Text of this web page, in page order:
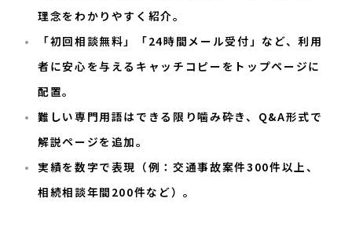
理念をわかりやすく紹介。
「初回相談無料」「24時間メール受付」など、利用
者に安心を与えるキャッチコピーをトップページに
配置。
難しい専門用語はできる限り噛み砕き、Q&A形式で
解説ページを追加。
実績を数字で表現（例：交通事故案件300件以上、
相続相談年間200件など）。